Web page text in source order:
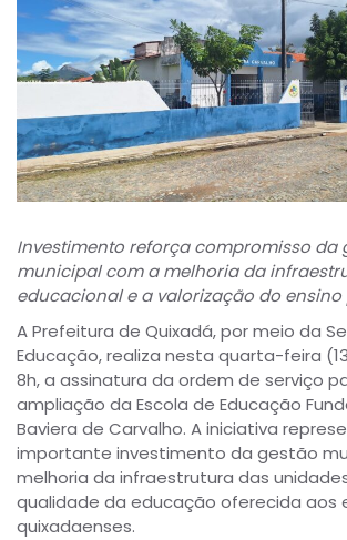
Investimento reforça compromisso da
municipal com a melhoria da
educacional e a valorização do
A Prefeitura de Quixadá, por meio da
Educação, realiza nesta quarta-feira
8h, a assinatura da ordem de serviço
ampliação da Escola de Educação
Baviera de Carvalho. A iniciativa
importante investimento da gestão
melhoria da infraestrutura das
qualidade da educação oferecida aos
quixadaenses.